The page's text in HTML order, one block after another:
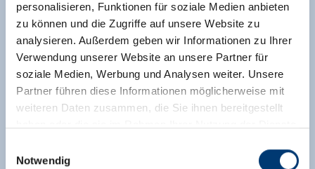
personalisieren, Funktionen für soziale Medien anbieten
zu können und die Zugriffe auf unsere Website zu
analysieren. Außerdem geben wir Informationen zu Ihrer
Verwendung unserer Website an unsere Partner für
soziale Medien, Werbung und Analysen weiter. Unsere
Partner führen diese Informationen möglicherweise mit
weiteren Daten zusammen, die Sie ihnen bereitgestellt
Notwendig
🜉🗔🞷